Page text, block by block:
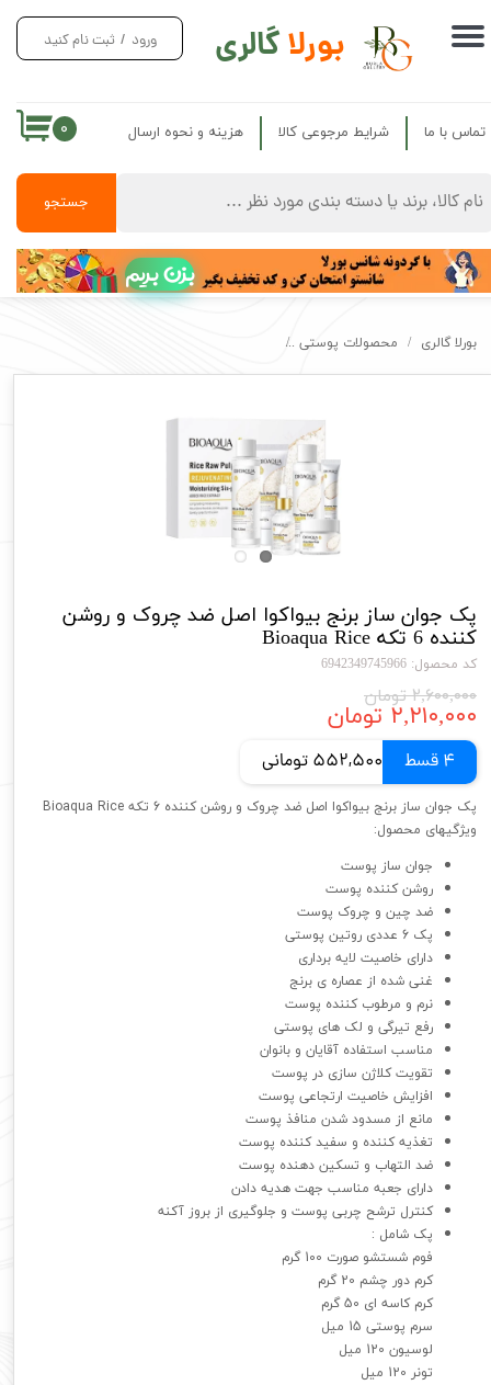
بورلاگالری
جستجو
ورود / ثبت نام کنید
حساب کاربری من
سفارشات
خروج از حساب کاربری
۰ تماس با ما شرایط مرجوعی کالا هزینه و نحوه ارسال
بزن بریم
بورلا گالری محصولات پوستی
پک جوان ساز برنج بیواکوا اصل ضد چروک و روشن
کننده 6 تکه Bioaqua Rice
کد محصول: 6942349745966
۲,۶۰۰,۰۰۰ تومان
۲,۲۱۰,۰۰۰ تومان
4 قسط 552,500 تومانی
پک جوان ساز برنج بیواکوا اصل ضد چروک و روشن کننده 6 تکه Bioaqua Rice
ویژگیهای محصول:
جوان ساز پوست
روشن کننده پوست
ضد چین و چروک پوست
پک 6 عددی روتین پوستی
دارای خاصیت لایه برداری
غنی شده از عصاره ی برنج
نرم و مرطوب کننده پوست
رفع تیرگی‌ و لک های پوستی
مناسب استفاده آقایان و بانوان
تقویت کلاژن سازی در پوست
افزایش خاصیت ارتجاعی پوست
مانع از مسدود شدن منافذ پوست
تغذیه کننده و سفید کننده پوست
ضد التهاب و تسکین دهنده پوست
دارای جعبه مناسب جهت هدیه دادن
کنترل ترشح چربی پوست و جلوگیری از بروز آکنه
پک شامل :
فوم شستشو صورت 100 گرم
کرم دور چشم 20 گرم
کرم کاسه ای 50 گرم
سرم پوستی 15 میل
لوسیون 120 میل
تونر 120 میل